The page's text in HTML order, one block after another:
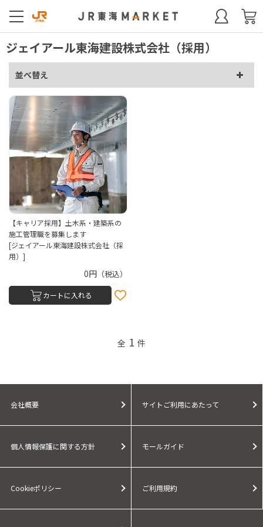
ジェイアール東海建設株式会社（採用）
並べ替え
【キャリア採用】土木系・建築系の
施工管理職を募集します
[ジェイアール東海建設株式会社（採
用）]
0円（税込）
カートに入れる
全 1 件
会社概要 サイトご利用にあたって
個人情報保護に関する方針 モールガイド
Cookieポリシー ご利用規約